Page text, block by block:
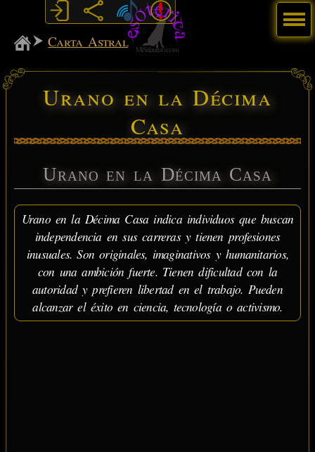
MiSabueso
Carta Astral
Urano en la Décima
Casa
Urano en la Décima Casa
Urano en la Décima Casa indica individuos que buscan
independencia en sus carreras y tienen profesiones
inusuales. Son originales, imaginativos y humanitarios,
con una ambición fuerte. Tienen dificultad con la
autoridad y prefieren libertad en el trabajo. Pueden
alcanzar el éxito en ciencia, tecnología o activismo.
Menú